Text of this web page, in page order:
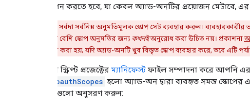
প্রতিস্থাপন করতে হবে, যা কেবল অ্যাড-অনটির প্রয়োজন মেটাবে,
সর্বদা সর্বনিম্ন অনুমতিমূলক স্কোপ সেট ব্যবহার করুন।
প্রয়োজনের চেয়ে বেশি স্কোপ অনুমতির জন্য কখনইঅনুরোধ করা উচিত নয়। প্রকাশনা
স্কোপগুলি পরীক্ষা করা হয়; যদি অ্যাড-অনটি খুব বিস্তৃত স্কোপ ব্যবহার করে, তবে এটি
আপনার স্ক্রিপ্ট প্রজেক্টের ম্যানিফেস্ট ফাইল সম্পাদনা করে আপনি এর
oauthScopes হলো অ্যাড-অন দ্বারা ব্যবহৃত সমস্ত স্কোপের
পদক্ষেপগুলো অনুসরণ করুন: